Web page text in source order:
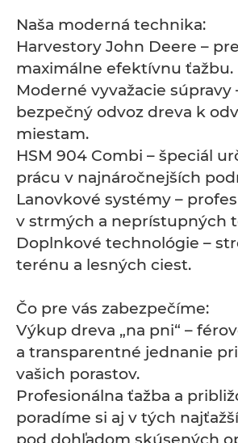
Naša moderná technika:
Harvestory John Deere –
maximálne efektívnu ťažbu.
Moderné vyvažacie súpravy
bezpečný odvoz dreva k
miestam.
HSM 904 Combi – špeciál
prácu v najnáročnejších
Lanovkové systémy –
v strmých a neprístupných
Doplnkové technológie –
terénu a lesných ciest.
Čo pre vás zabezpečíme:
Výkup dreva „na pni“ –
a transparentné jednanie
vašich porastov.
Profesionálna ťažba a
poradíme si aj v tých